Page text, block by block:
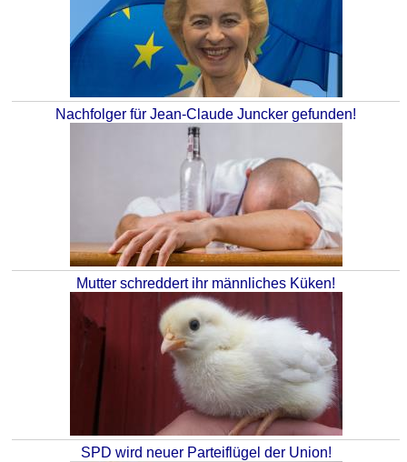
Nachfolger für Jean-Claude Juncker gefunden!
Mutter schreddert ihr männliches Küken!
SPD wird neuer Parteiflügel der Union!